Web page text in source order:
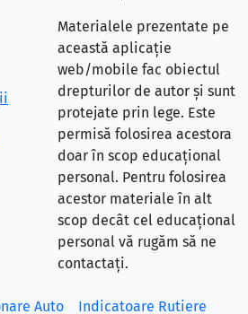
Materialele prezentate pe
această aplicație
web/mobile fac obiectul
drepturilor de autor și sunt
protejate prin lege. Este
permisă folosirea acestora
doar în scop educațional
personal. Pentru folosirea
acestor materiale în alt
scop decât cel educațional
personal vă rugăm să ne
contactați.
Auto Indicatoare Rutiere